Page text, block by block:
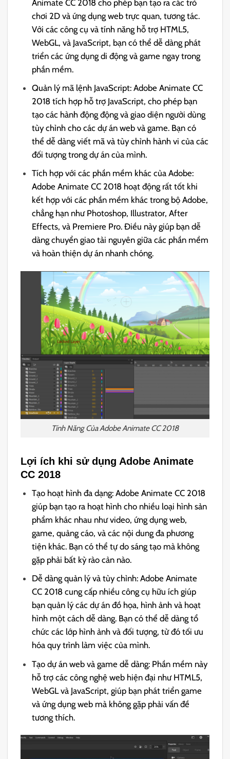
Animate CC 2018 cho phép bạn tạo ra các trò
chơi 2D và ứng dụng web trực quan, tương tác.
Với các công cụ và tính năng hỗ trợ HTML5,
WebGL, và JavaScript, bạn có thể dễ dàng phát
triển các ứng dụng di động và game ngay trong
phần mềm.
Quản lý mã lệnh JavaScript: Adobe Animate CC
2018 tích hợp hỗ trợ JavaScript, cho phép bạn
tạo các hành động động và giao diện người dùng
tùy chỉnh cho các dự án web và game. Bạn có
thể dễ dàng viết mã và tùy chỉnh hành vi của các
đối tượng trong dự án của mình.
Tích hợp với các phần mềm khác của Adobe:
Adobe Animate CC 2018 hoạt động rất tốt khi
kết hợp với các phần mềm khác trong bộ Adobe,
chẳng hạn như Photoshop, Illustrator, After
Effects, và Premiere Pro. Điều này giúp bạn dễ
dàng chuyển giao tài nguyên giữa các phần mềm
và hoàn thiện dự án nhanh chóng.
Tính Năng Của Adobe Animate CC 2018
Lợi ích khi sử dụng Adobe Animate
CC 2018
Tạo hoạt hình đa dạng: Adobe Animate CC 2018
giúp bạn tạo ra hoạt hình cho nhiều loại hình sản
phẩm khác nhau như video, ứng dụng web,
game, quảng cáo, và các nội dung đa phương
tiện khác. Bạn có thể tự do sáng tạo mà không
gặp phải bất kỳ rào cản nào.
Dễ dàng quản lý và tùy chỉnh: Adobe Animate
CC 2018 cung cấp nhiều công cụ hữu ích giúp
bạn quản lý các dự án đồ họa, hình ảnh và hoạt
hình một cách dễ dàng. Bạn có thể dễ dàng tổ
chức các lớp hình ảnh và đối tượng, từ đó tối ưu
hóa quy trình làm việc của mình.
Tạo dự án web và game dễ dàng: Phần mềm này
hỗ trợ các công nghệ web hiện đại như HTML5,
WebGL và JavaScript, giúp bạn phát triển game
và ứng dụng web mà không gặp phải vấn đề
tương thích.